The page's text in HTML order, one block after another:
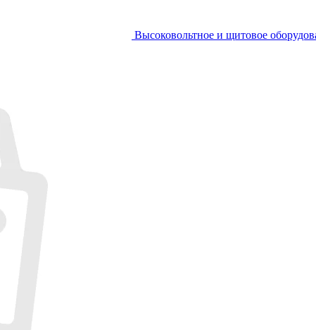
Высоковольтное и щитовое